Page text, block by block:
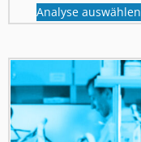
Analyse auswählen